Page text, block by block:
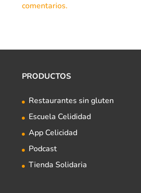
comentarios.
PRODUCTOS
Restaurantes sin gluten
Escuela Celididad
App Celicidad
Podcast
Tienda Solidaria